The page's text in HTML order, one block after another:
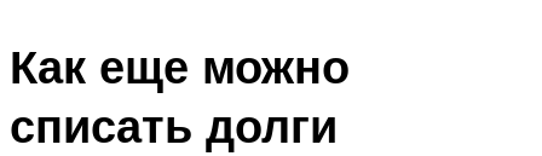
Как еще можно
списать долги